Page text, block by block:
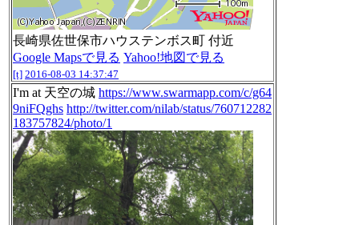
長崎県佐世保市ハウステンボス町 付近
Google Mapsで見る Yahoo!地図で見る
[t] 2016-08-03 14:37:47
I'm at 天空の城 https://www.swarmapp.com/c/g64
9niFQghs http://twitter.com/nilab/status/760712282
183757824/photo/1